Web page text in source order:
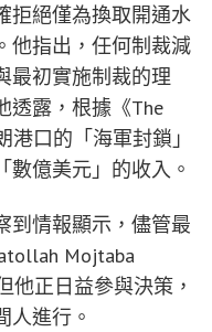
拒絕僅為換取開通水
他指出，任何制裁減
最初實施制裁的理
透露，根據《The
港口的「海軍封鎖」
億美元」的收入。
到情報顯示，儘管最
Mojtaba
他正日益參與決策，
人進行。